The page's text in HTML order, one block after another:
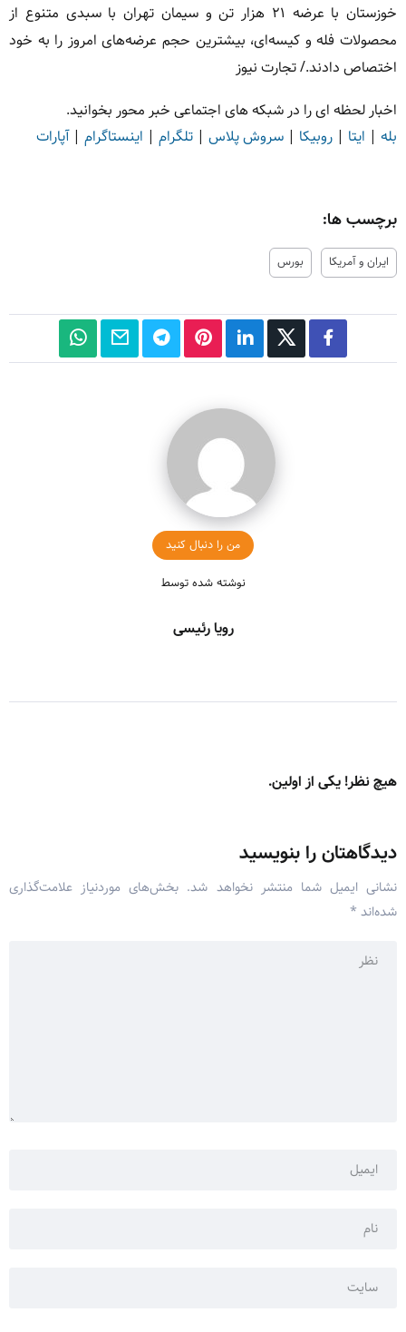
خوزستان با عرضه ۲۱ هزار تن و سیمان تهران با سبدی متنوع از
محصولات فله و کیسه‌ای، بیشترین حجم عرضه‌های امروز را به خود
اختصاص دادند./ تجارت نیوز
اخبار لحظه ای را در شبکه های اجتماعی خبر محور بخوانید.
بله | ایتا | روبیکا | سروش پلاس | تلگرام | اینستاگرام |آپارات
برچسب ها:
ایران و آمریکا بورس
من را دنبال کنید
نوشته شده توسط
رویا رئیسی
هیچ نظر! یکی از اولین.
دیدگاهتان را بنویسید
نشانی ایمیل شما منتشر نخواهد شد. بخش‌های موردنیاز علامت‌گذاری
شده‌اند *